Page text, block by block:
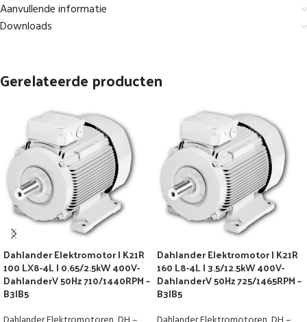
Aanvullende informatie
Downloads
Gerelateerde producten
Dahlander Elektromotor | K21R
100 LX8-4L | 0.65/2.5kW 400V-
DahlanderV 50Hz 710/1440RPM –
B3|B5
Dahlander Elektromotor | K21R
160 L8-4L | 3.5/12.5kW 400V-
DahlanderV 50Hz 725/1465RPM –
B3|B5